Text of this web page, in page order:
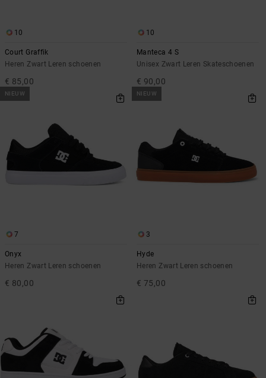
10
Court Graffik
Heren Zwart Leren schoenen
€ 85,00
10
Manteca 4 S
Unisex Zwart Leren Skateschoenen
€ 90,00
NIEUW
7
Onyx
Heren Zwart Leren schoenen
€ 80,00
NIEUW
3
Hyde
Heren Zwart Leren schoenen
€ 75,00